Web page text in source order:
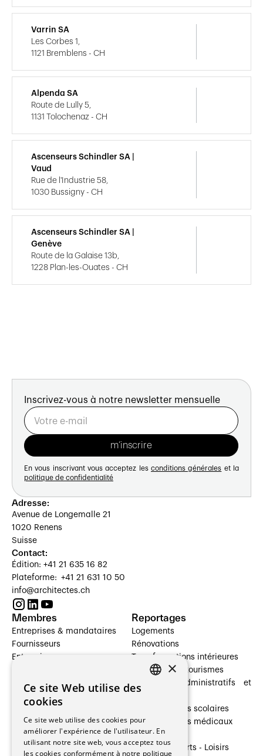
Varrin SA
Les Corbes 1,
1121 Bremblens - CH
Alpenda SA
Route de Lully 5,
1131 Tolochenaz - CH
Ascenseurs Schindler SA |
Vaud
Rue de l'Industrie 58,
1030 Bussigny - CH
Ascenseurs Schindler SA |
Genève
Route de la Galaise 13b,
1228 Plan-les-Ouates - CH
Inscrivez-vous à notre newsletter mensuelle
En vous inscrivant vous acceptez les conditions générales et la
politique de confidentialité
Adresse:
Avenue de Longemalle 21
1020 Renens
Suisse
Contact:
Édition: +41 21 635 16 82
Plateforme: +41 21 631 10 50
info@architectes.ch
Membres
Entreprises & mandataires
Fournisseurs
Entreprises
Architectes paysagistes
Architectes d'intérieur
Entreprises générales
Ingénieurs et mandataires
Reportages
Logements
Rénovations
Transformations intérieures
Hôtelleries et tourismes
Bâtiments administratifs et
Établissements scolaires
Établissements médicaux
Villas
Cultures - Sports - Loisirs
×
Ce site Web utilise des
cookies
Ce site web utilise des cookies pour
améliorer l'expérience de l'utilisateur. En
utilisant notre site web, vous acceptez tous
les cookies conformément à notre politique